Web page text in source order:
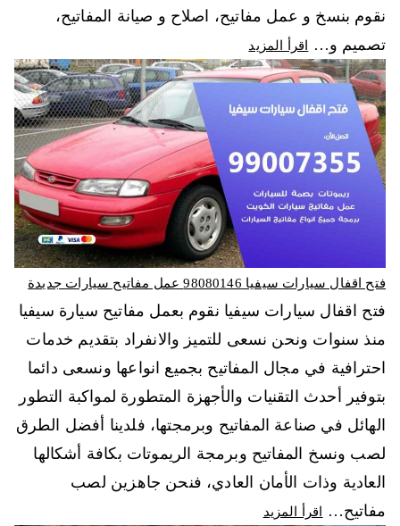
نقوم بنسخ و عمل مفاتيح، اصلاح و صيانة المفاتيح،
تصميم و…
اقرأ المزيد
فتح اقفال سيارات سيفيا 98080146‬ عمل مفاتيح سيارات جديدة
فتح اقفال سيارات سيفيا نقوم بعمل مفاتيح سيارة سيفيا
منذ سنوات ونحن نسعى للتميز والانفراد بتقديم خدمات
احترافية في مجال المفاتيح بجميع انواعها ونسعى دائما
بتوفير أحدث التقنيات والأجهزة المتطورة لمواكبة التطور
الهائل في صناعة المفاتيح وبرمجتها، فلدينا أفضل الطرق
لصب ونسخ المفاتيح وبرمجة الريموتات بكافة أشكالها
العادية وذات الأمان العادي، فنحن جاهزين لصب
مفاتيح…
اقرأ المزيد